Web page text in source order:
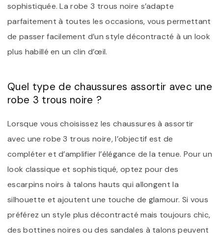
sophistiquée. La robe 3 trous noire s’adapte
parfaitement à toutes les occasions, vous permettant
de passer facilement d’un style décontracté à un look
plus habillé en un clin d’œil.
Quel type de chaussures assortir avec une
robe 3 trous noire ?
Lorsque vous choisissez les chaussures à assortir
avec une robe 3 trous noire, l’objectif est de
compléter et d’amplifier l’élégance de la tenue. Pour un
look classique et sophistiqué, optez pour des
escarpins noirs à talons hauts qui allongent la
silhouette et ajoutent une touche de glamour. Si vous
préférez un style plus décontracté mais toujours chic,
des bottines noires ou des sandales à talons peuvent